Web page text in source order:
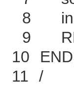
8
9
10
11 /